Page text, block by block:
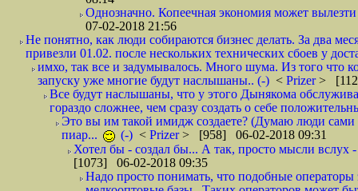
Однозначно. Копеечная экономия может
07-02-2018 21:56
Не понятно, как люди собираются бизнес делать. За два
привезли 01.02. после нескольких технических сбоев у
имхо, так все и задумывалось. Много шума. Из того что
запуску уже многие будут наслышаны.. (-) < Prizer>
Все будут наслышаны, что у этого Дынякома
гораздо сложнее, чем сразу создать о себе
Это вы им такой имидж создаете? (Думаю люди сами
пиар...
(-) < Prizer> [958] 06-02-2018 09:31
Хотел бы - создал бы... А так, просто мысли вслух
[1073] 06-02-2018 09:35
Надо просто понимать, что подобные